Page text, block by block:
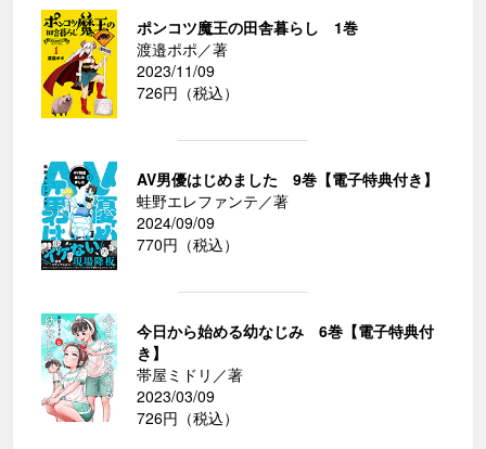
ポンコツ魔王の田舎暮らし 1巻
渡邉ポポ／著
2023/11/09
726円（税込）
AV男優はじめました 9巻【電子特典付き】
蛙野エレファンテ／著
2024/09/09
770円（税込）
今日から始める幼なじみ 6巻【電子特典付
き】
帯屋ミドリ／著
2023/03/09
726円（税込）